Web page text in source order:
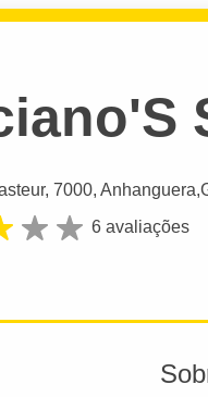
, 7000, Anhanguera,
6 avaliações